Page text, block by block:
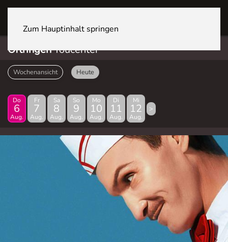
Zum Hauptinhalt springen
OftringenYoucenter
Wochenansicht Heute
Do
6
Aug.
Fr
7
Aug.
Sa
8
Aug.
So
9
Aug.
Mo
10
Aug.
Di
11
Aug.
Mi
12
Aug.
>